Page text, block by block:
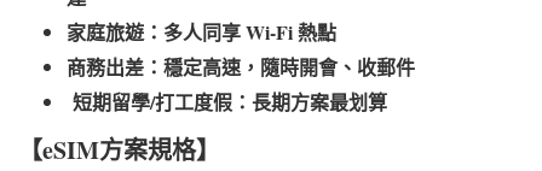
家庭旅遊：多人同享 Wi-Fi 熱點
商務出差：穩定高速，隨時開會、收郵件
短期留學/打工度假：長期方案最划算
【eSIM方案規格】